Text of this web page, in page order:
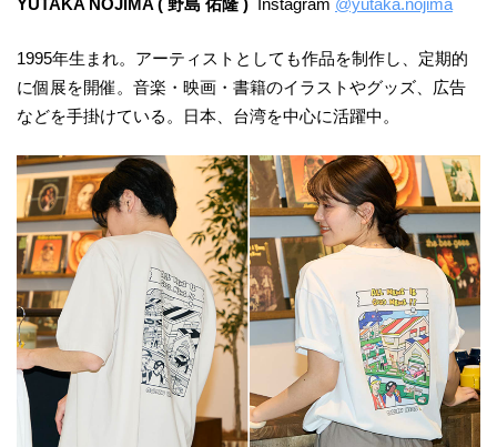
YUTAKA NOJIMA ( 野島 佑隆 ) Instagram @yutaka.nojima
1995年生まれ。アーティストとしても作品を制作し、定期的
に個展を開催。音楽・映画・書籍のイラストやグッズ、広告
などを手掛けている。日本、台湾を中心に活躍中。